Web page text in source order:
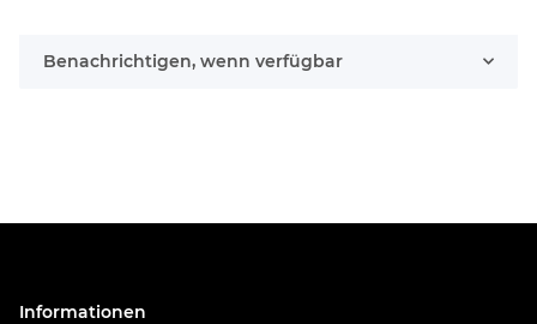
Benachrichtigen, wenn verfügbar
Informationen